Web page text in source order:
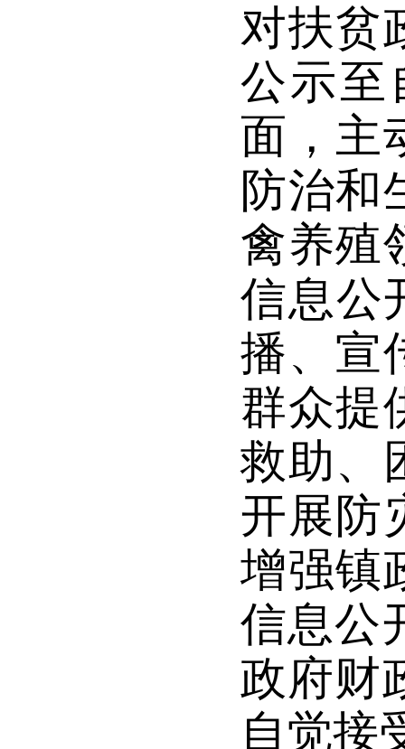
对扶贫
公示至
面，主
防治和
禽养殖
信息公
播、宣
群众提
救助、
开展防
增强镇
信息公
政府财
自觉接